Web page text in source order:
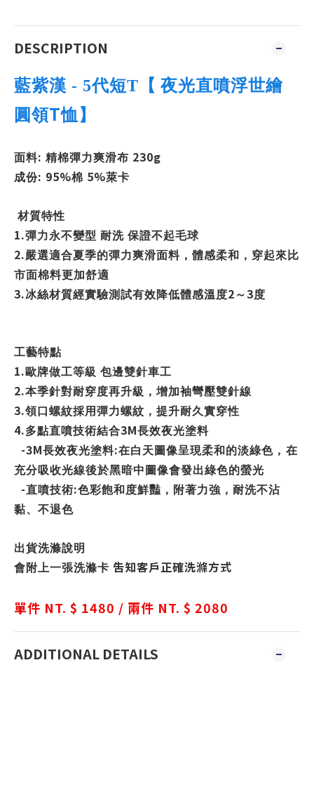
DESCRIPTION
藍紫漢 - 5代短T 【 夜光直噴浮世繪
圓領T恤】
面料: 精棉彈力爽滑布 230g
成份: 95%棉 5%萊卡
材質特性
1.彈力永不變型 耐洗 保證不起毛球
2.嚴選適合夏季的彈力爽滑面料，體感柔和，穿起來比
市面棉料更加舒適
3.冰絲材質經實驗測試有效降低體感溫度2～3度
工藝特點
1.歐牌做工等級 包邊雙針車工
2.本季針對耐穿度再升級，增加袖彎壓雙針線
3.領口螺紋採用彈力螺紋，提升耐久實穿性
4.多點直噴技術結合3M長效夜光塗料
-3M長效夜光塗料:在白天圖像呈現柔和的淡綠色， 在
充分吸收光線後於黑暗中圖像會發出綠色的螢光
-直噴技術:色彩飽和度鮮豔，附著力強，耐洗不沾
黏、不退色
出貨洗滌說明
會附上一張洗滌卡 吿知客戶正確洗滌方式
單件 NT. $ 1480 / 兩件 NT. $ 2080
ADDITIONAL DETAILS